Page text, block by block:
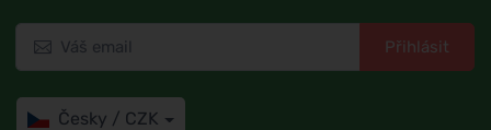
Přihlásit
Česky / CZK